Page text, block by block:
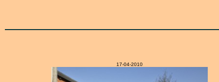
17-04-2010